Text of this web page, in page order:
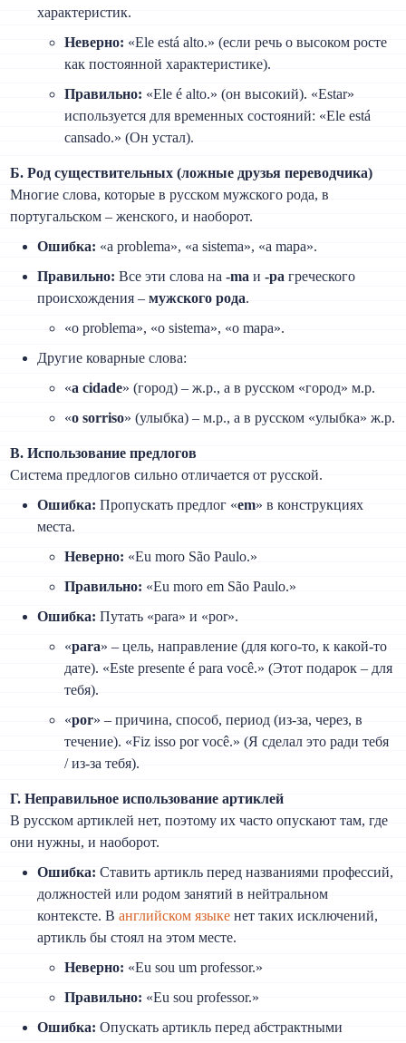
характеристик.
Неверно: «Ele está alto.» (если речь о высоком росте
как постоянной характеристике).
Правильно: «Ele é alto.» (он высокий). «Estar»
используется для временных состояний: «Ele está
cansado.» (Он устал).
Б. Род существительных (ложные друзья переводчика)
Многие слова, которые в русском мужского рода, в
португальском – женского, и наоборот.
Ошибка: «a problema», «a sistema», «a mapa».
Правильно: Все эти слова на-ma и-pa греческого
происхождения –мужского рода.
«o problema», «o sistema», «o mapa».
Другие коварные слова:
«a cidade» (город) – ж.р., а в русском «город» м.р.
«o sorriso» (улыбка) – м.р., а в русском «улыбка» ж.р.
В. Использование предлогов
Система предлогов сильно отличается от русской.
Ошибка: Пропускать предлог «em» в конструкциях
места.
Неверно: «Eu moro São Paulo.»
Правильно: «Eu moro em São Paulo.»
Ошибка: Путать «para» и «por».
«para» – цель, направление (для кого-то, к какой-то
дате). «Este presente é para você.» (Этот подарок – для
тебя).
«por» – причина, способ, период (из-за, через, в
течение). «Fiz isso por você.» (Я сделал это ради тебя
/ из-за тебя).
Г. Неправильное использование артиклей
В русском артиклей нет, поэтому их часто опускают там, где
они нужны, и наоборот.
Ошибка: Ставить артикль перед названиями профессий,
должностей или родом занятий в нейтральном
контексте. Ванглийском языке нет таких исключений,
артикль бы стоял на этом месте.
Неверно: «Eu sou um professor.»
Правильно: «Eu sou professor.»
Ошибка: Опускать артикль перед абстрактными